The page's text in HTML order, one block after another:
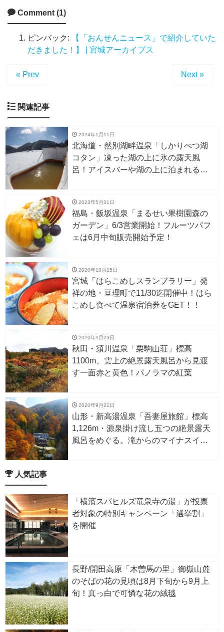
Comment (1)
ピンバック:
【「おんせんニュース」で紹介していた
だきました！】 | 宮城アーカイブス
« Prev Next »
関連記事
2024年1月11日
北海道・然別湖畔温泉「しかりべつ湖
コタン」凍った湖の上に氷の露天風
呂！アイスバーや湖の上に泊まれるア
2023年5月31日
福島・飯坂温泉「まるせい果樹園森の
ガーデン」6/3営業開始！フルーツパフ
ェは6月中旬販売開始予定！
2020年10月15日
宮城「はらこめしスランプラリー」発
祥の地・亘理町で11/30迄開催中！はら
こめし食べて温泉宿泊券をGET！！
2020年9月23日
秋田・須川温泉「栗駒山荘」標高
1100m、雲上の絶景露天風呂から見渡
す一面赤と黄色！パノラマの紅葉
2020年9月22日
山形・新高湯温泉「吾妻屋旅館」標高
1,126m・源泉掛け流し五つの絶景露天
風呂をめぐる。滝からのマイナスイオ
人気記事
「横濱スパヒルズ竜泉寺の湯」が投票
者対象の特別キャンペーン「選挙割」
を開催
長野/開田高原「木曽馬の里」御嶽山麓
のそばの花の見頃は8月下旬から9月上
旬！真っ白で可憐な花の絨毯